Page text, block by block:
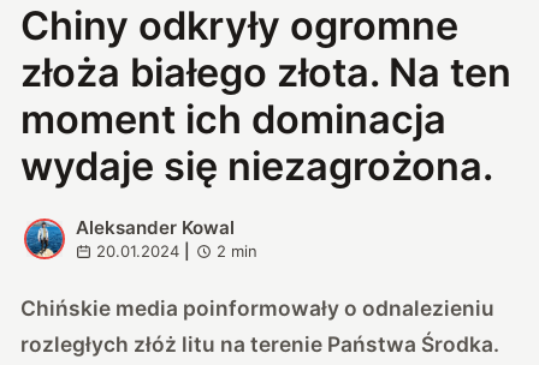
Chiny odkryły ogromne
złoża białego złota. Na ten
moment ich dominacja
wydaje się niezagrożona.
A
Aleksander Kowal
20.01.2024 2 min
Chińskie media poinformowały o odnalezieniu
rozległych złóż litu na terenie Państwa Środka.